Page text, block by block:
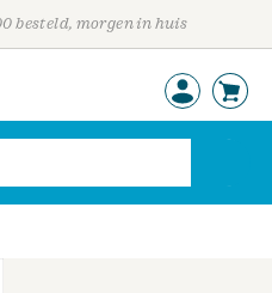
besteld, morgen in huis